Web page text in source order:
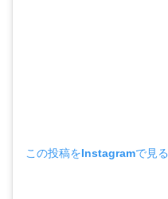
この投稿をInstagramで見る